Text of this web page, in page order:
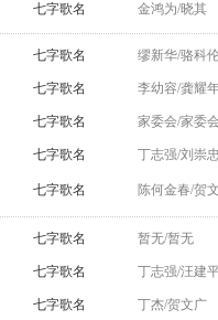
七字歌名 金鸿为/晓其
七字歌名 缪新华/骆科
七字歌名 李幼容/龚耀
七字歌名 家委会/家委
七字歌名 丁志强/刘崇忠
七字歌名 陈何金春/贺
七字歌名 暂无/暂无
七字歌名 丁志强/汪建
七字歌名 丁杰/贺文广